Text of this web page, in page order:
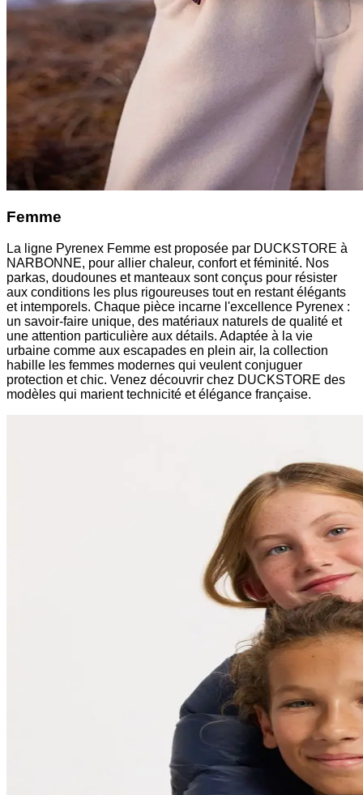
Femme
La ligne Pyrenex Femme est proposée par DUCKSTORE à
NARBONNE, pour allier chaleur, confort et féminité. Nos
parkas, doudounes et manteaux sont conçus pour résister
aux conditions les plus rigoureuses tout en restant élégants
et intemporels. Chaque pièce incarne l'excellence Pyrenex :
un savoir-faire unique, des matériaux naturels de qualité et
une attention particulière aux détails. Adaptée à la vie
urbaine comme aux escapades en plein air, la collection
habille les femmes modernes qui veulent conjuguer
protection et chic. Venez découvrir chez DUCKSTORE des
modèles qui marient technicité et élégance française.